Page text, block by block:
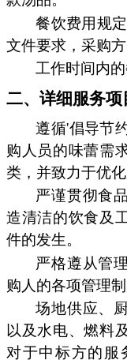
餐饮费用规
文件要求，采购
工作时间内
二、详细服务
遵循'倡导节
购人员的味蕾需
类，并致力于优化
严谨贯彻食
造清洁的饮食及
件的发生。
严格遵从管
购人的各项管理制
场地供应、
以及水电、燃料
对于中标方的服